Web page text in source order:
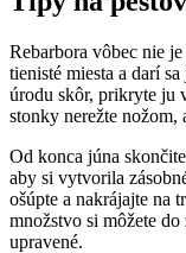
Rebarbora vôbec nie
tienisté miesta a darí
úrodu skôr, prikryte ju
stonky nerežte nožom,
Od konca júna
aby si vytvorila
ošúpte a nakrájajte na
množstvo si môžete
upravené.